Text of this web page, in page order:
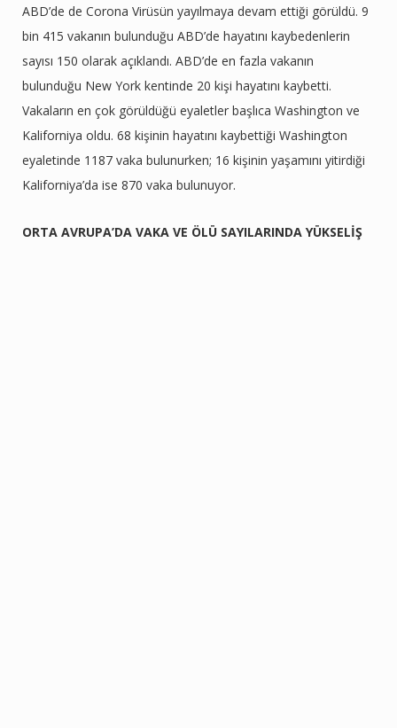
ABD’de de Corona Virüsün yayılmaya devam ettiği görüldü. 9
bin 415 vakanın bulunduğu ABD’de hayatını kaybedenlerin
sayısı 150 olarak açıklandı. ABD’de en fazla vakanın
bulunduğu New York kentinde 20 kişi hayatını kaybetti.
Vakaların en çok görüldüğü eyaletler başlıca Washington ve
Kaliforniya oldu. 68 kişinin hayatını kaybettiği Washington
eyaletinde 1187 vaka bulunurken; 16 kişinin yaşamını yitirdiği
Kaliforniya’da ise 870 vaka bulunuyor.
ORTA AVRUPA’DA VAKA VE ÖLÜ SAYILARINDA YÜKSELİŞ